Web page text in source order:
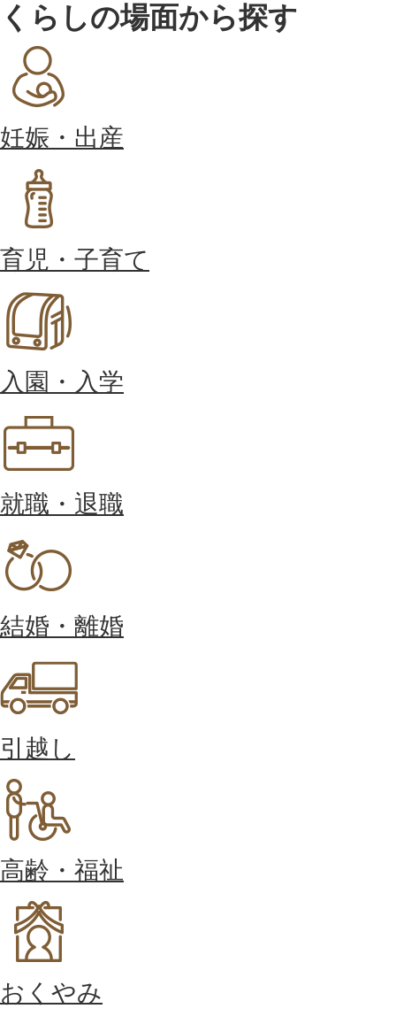
くらしの場面から探す
妊娠・出産
育児・子育て
入園・入学
就職・退職
結婚・離婚
引越し
高齢・福祉
おくやみ